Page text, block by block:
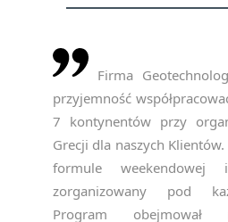
Firma
przyjemność
7 kontynentów przy
Grecji dla naszych
formule weekendowej
zorganizowany pod
Program